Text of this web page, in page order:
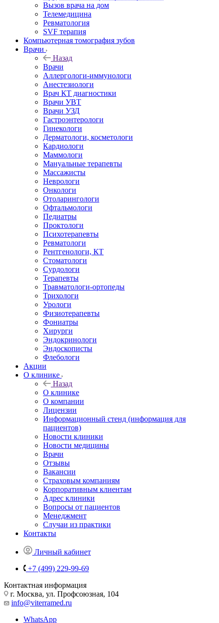
Вызов врача на дом
Телемедицина
Ревматология
SVF терапия
Компьютерная томография зубов
Врачи
Назад
Врачи
Аллергологи-иммунологи
Анестезиологи
Врач КТ диагностики
Врачи УВТ
Врачи УЗД
Гастроэнтерологи
Гинекологи
Дерматологи, косметологи
Кардиологи
Маммологи
Мануальные терапевты
Массажисты
Неврологи
Онкологи
Отоларингологи
Офтальмологи
Педиатры
Проктологи
Психотерапевты
Ревматологи
Рентгенологи, КТ
Стоматологи
Сурдологи
Терапевты
Травматологи-ортопеды
Трихологи
Урологи
Физиотерапевты
Фониатры
Хирурги
Эндокринологи
Эндоскописты
Флебологи
Акции
О клинике
Назад
О клинике
О компании
Лицензии
Информационный стенд (информация для
пациентов)
Новости клиники
Новости медицины
Врачи
Отзывы
Вакансии
Страховым компаниям
Корпоративным клиентам
Адрес клиники
Вопросы от пациентов
Менеджмент
Случаи из практики
Контакты
Личный кабинет
+7 (499) 229-99-69
Контактная информация
г. Москва, ул. Профсоюзная, 104
info@viterramed.ru
WhatsApp